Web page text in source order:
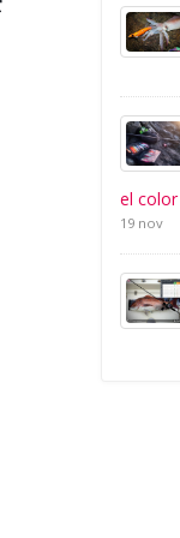
el
19 nov